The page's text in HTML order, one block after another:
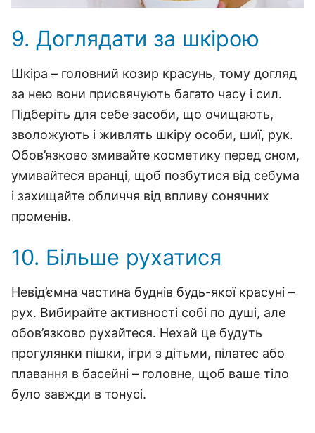
9. Доглядати за шкірою
Шкіра – головний козир красунь, тому догляд
за нею вони присвячують багато часу і сил.
Підберіть для себе засоби, що очищають,
зволожують і живлять шкіру особи, шиї, рук.
Обов’язково змивайте косметику перед сном,
умивайтеся вранці, щоб позбутися від себума
і захищайте обличчя від впливу сонячних
променів.
10. Більше рухатися
Невід’ємна частина буднів будь-якої красуні –
рух. Вибирайте активності собі по душі, але
обов’язково рухайтеся. Нехай це будуть
прогулянки пішки, ігри з дітьми, пілатес або
плавання в басейні – головне, щоб ваше тіло
було завжди в тонусі.